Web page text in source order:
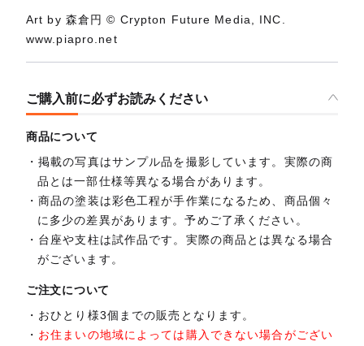
Art by 森倉円 © Crypton Future Media, INC.
www.piapro.net
ご購入前に必ずお読みください
商品について
掲載の写真はサンプル品を撮影しています。実際の商
品とは一部仕様等異なる場合があります。
商品の塗装は彩色工程が手作業になるため、商品個々
に多少の差異があります。予めご了承ください。
台座や支柱は試作品です。実際の商品とは異なる場合
がございます。
ご注文について
おひとり様3個までの販売となります。
お住まいの地域によっては購入できない場合がござい